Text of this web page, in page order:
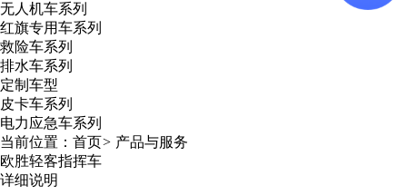
无人机车系列
红旗专用车系列
救险车系列
排水车系列
定制车型
皮卡车系列
电力应急车系列
当前位置： 首页> 产品与服务
欧胜轻客指挥车
详细说明